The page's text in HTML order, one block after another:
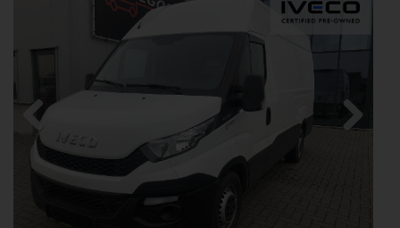
Previous